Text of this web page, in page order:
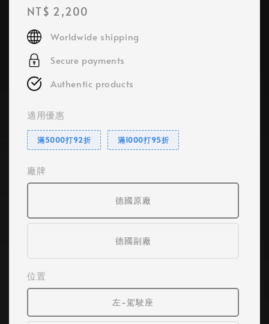
Regular
price
NT$ 2,200
Worldwide shipping
Secure payments
Authentic products
適用優惠
滿5000打92折 滿1000打95折
廠牌
德國原廠
德國副廠
位置
左-駕駛座